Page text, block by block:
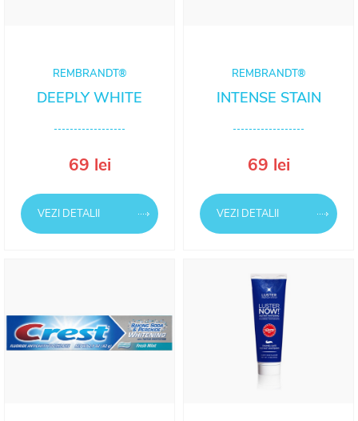
REMBRANDT®
DEEPLY WHITE
69 lei
VEZI DETALII
REMBRANDT®
INTENSE STAIN
69 lei
VEZI DETALII